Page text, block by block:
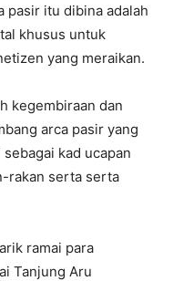
pasir itu dibina adalah
khusus untuk
yang meraikan.
kegembiraan dan
arca pasir yang
kad ucapan
rakan serta serta
ramai para
Tanjung Aru